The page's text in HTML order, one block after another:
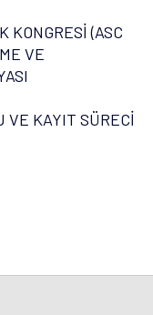
KONGRESİ (ASC
VE
VE KAYIT SÜRECİ